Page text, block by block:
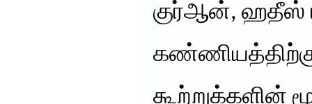
குர்ஆன், ஹதீஸ்
கூற்றுக்களின்